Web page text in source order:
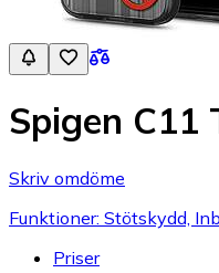
Spigen C11
Skriv omdöme
Funktioner: Stötskydd,
Priser